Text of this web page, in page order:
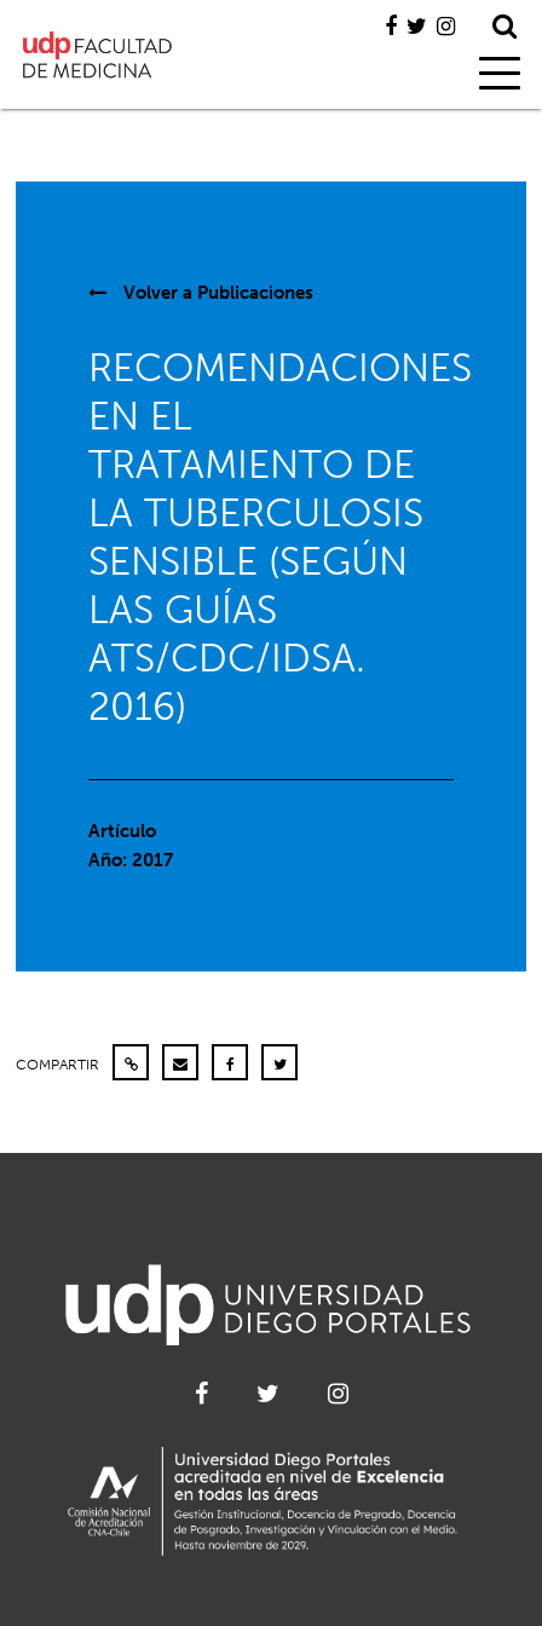
Volver a Publicaciones
RECOMENDACIONES
EN EL
TRATAMIENTO DE
LA TUBERCULOSIS
SENSIBLE (SEGÚN
LAS GUÍAS
ATS/CDC/IDSA.
2016)
Artículo
Año: 2017
COMPARTIR